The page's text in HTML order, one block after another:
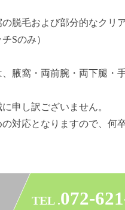
脱毛および部分的なクリ
Sのみ）
腋窩・両前腕・両下腿・
申し訳ございません。
対応となりますので、何
TEL .072-